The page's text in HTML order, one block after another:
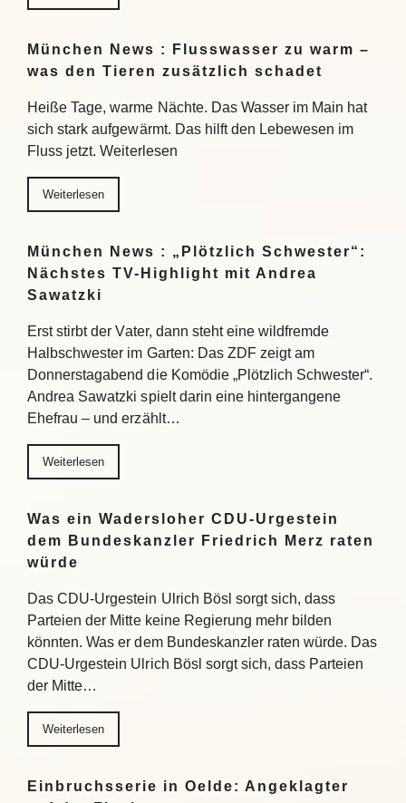
München News : Flusswasser zu warm –
was den Tieren zusätzlich schadet
Heiße Tage, warme Nächte. Das Wasser im Main hat
sich stark aufgewärmt. Das hilft den Lebewesen im
Fluss jetzt. Weiterlesen
Weiterlesen
München News : „Plötzlich Schwester“:
Nächstes TV-Highlight mit Andrea
Sawatzki
Erst stirbt der Vater, dann steht eine wildfremde
Halbschwester im Garten: Das ZDF zeigt am
Donnerstagabend die Komödie „Plötzlich Schwester“.
Andrea Sawatzki spielt darin eine hintergangene
Ehefrau – und erzählt…
Weiterlesen
Was ein Wadersloher CDU-Urgestein
dem Bundeskanzler Friedrich Merz raten
würde
Das CDU-Urgestein Ulrich Bösl sorgt sich, dass
Parteien der Mitte keine Regierung mehr bilden
könnten. Was er dem Bundeskanzler raten würde. Das
CDU-Urgestein Ulrich Bösl sorgt sich, dass Parteien
der Mitte…
Weiterlesen
Einbruchsserie in Oelde: Angeklagter